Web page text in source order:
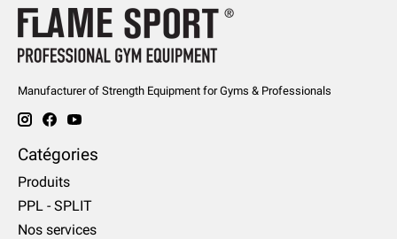
Manufacturer of Strength Equipment for Gyms & Professionals
Catégories
Produits
PPL - SPLIT
Nos services